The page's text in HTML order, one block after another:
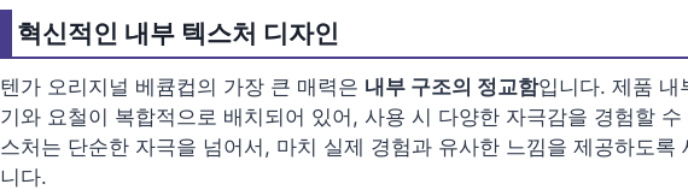
혁신적인 내부 텍스처 디자인
텐가 오리지널 베큠컵의 가장 큰 매력은 내부 구조의 정교함입니다. 제품 내
기와 요철이 복합적으로 배치되어 있어, 사용 시 다양한 자극감을 경험할
스처는 단순한 자극을 넘어서, 마치 실제 경험과 유사한 느낌을 제공하도록
니다.